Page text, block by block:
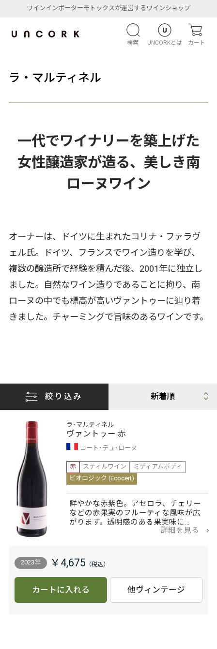
ワインインポーターモトックスが運営するワインショップ
検索 UNCORKとは カート
ラ・マルティネル
一代でワイナリーを築上げた
女性醸造家が造る、美しき南
ローヌワイン
オーナーは、ドイツに生まれたコリナ・ファラヴ
ェル氏。ドイツ、フランスでワイン造りを学び、
複数の醸造所で経験を積んだ後、2001年に独立し
ました。自然なワイン造りであることに拘り、南
ローヌの中でも標高が高いヴァントゥーに辿り着
きました。チャーミングで旨味のあるワインです。
絞り込み
ラ･マルティネル
ヴァントゥー 赤
コート･デュ･ローヌ
赤
スティルワイン
ミディアムボディ
ビオロジック (Ecocert)
鮮やかな赤紫色。アセロラ、チェリー
などの赤果実のフルーティな風味が広
がります。透明感のある果実味に…
詳細を見る
2023年 ￥4,675
カートに入れる 他ヴィンテージ